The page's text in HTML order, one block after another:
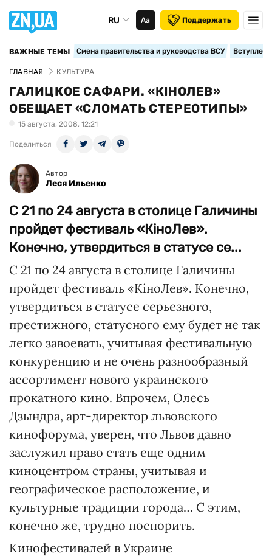
RU Аа Поддержать
ВАЖНЫЕ ТЕМЫ Смена правительства и руководства ВСУ
ГЛАВНАЯ КУЛЬТУРА
ГАЛИЦКОЕ САФАРИ. «КІНОЛЕВ»
ОБЕЩАЕТ «СЛОМАТЬ СТЕРЕОТИПЫ»
15 августа, 2008, 12:21
Поделиться
Автор
Леся Ильенко
С 21 по 24 августа в столице Галичины
пройдет фестиваль «КіноЛев».
Конечно, утвердиться в статусе се...
С 21 по 24 августа в столице Галичины
пройдет фестиваль «КіноЛев». Конечно,
утвердиться в статусе серьезного,
престижного, статусного ему будет не так
легко завоевать, учитывая фестивальную
конкуренцию и не очень разнообразный
ассортимент нового украинского
прокатного кино. Впрочем, Олесь
Дзындра, арт-директор львовского
кинофорума, уверен, что Львов давно
заслужил право стать еще одним
киноцентром страны, учитывая и
географическое расположение, и
культурные традиции города… С этим,
конечно же, трудно поспорить.
Кинофестивалей в Украине